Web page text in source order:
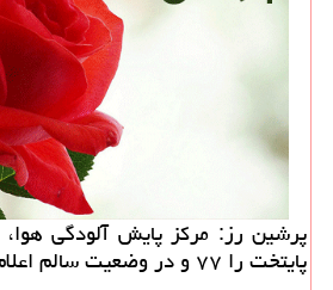
پرشین رز: مركز پایش آلودگی
پایتخت را ۷۷ و در وضعیت سالم اعلام نمود.